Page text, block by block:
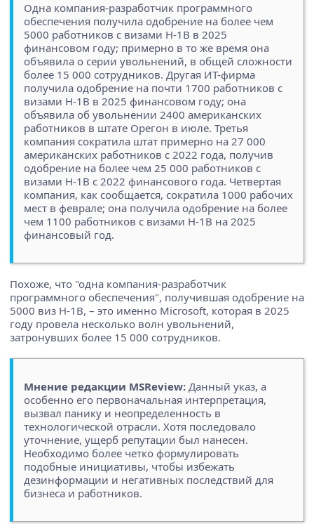
Одна компания-разработчик программного
обеспечения получила одобрение на более чем
5000 работников с визами H-1B в 2025
финансовом году; примерно в то же время она
объявила о серии увольнений, в общей сложности
более 15 000 сотрудников. Другая ИТ-фирма
получила одобрение на почти 1700 работников с
визами H-1B в 2025 финансовом году; она
объявила об увольнении 2400 американских
работников в штате Орегон в июле. Третья
компания сократила штат примерно на 27 000
американских работников с 2022 года, получив
одобрение на более чем 25 000 работников с
визами H-1B с 2022 финансового года. Четвертая
компания, как сообщается, сократила 1000 рабочих
мест в феврале; она получила одобрение на более
чем 1100 работников с визами H-1B на 2025
финансовый год.
Похоже, что "одна компания-разработчик
программного обеспечения", получившая одобрение на
5000 виз H-1B, – это именно Microsoft, которая в 2025
году провела несколько волн увольнений,
затронувших более 15 000 сотрудников.
Мнение редакции MSReview: Данный указ, а
особенно его первоначальная интерпретация,
вызвал панику и неопределенность в
технологической отрасли. Хотя последовало
уточнение, ущерб репутации был нанесен.
Необходимо более четко формулировать
подобные инициативы, чтобы избежать
дезинформации и негативных последствий для
бизнеса и работников.